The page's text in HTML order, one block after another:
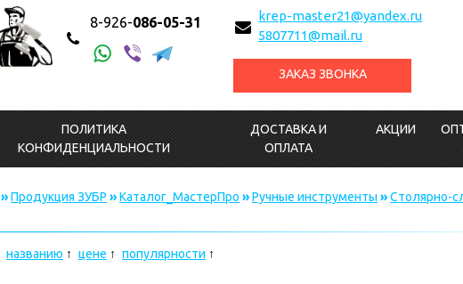
8-926-086-05-31
krep-master21@yandex.ru
5807711@mail.ru
ЗАКАЗ ЗВОНКА
ПОЛИТИКА
КОНФИДЕНЦИАЛЬНОСТИ
ДОСТАВКА И
ОПЛАТА
АКЦИИ
»Продукция ЗУБР »Каталог_МастерПро »Ручные инструменты »Столярно-
названию цене популярности